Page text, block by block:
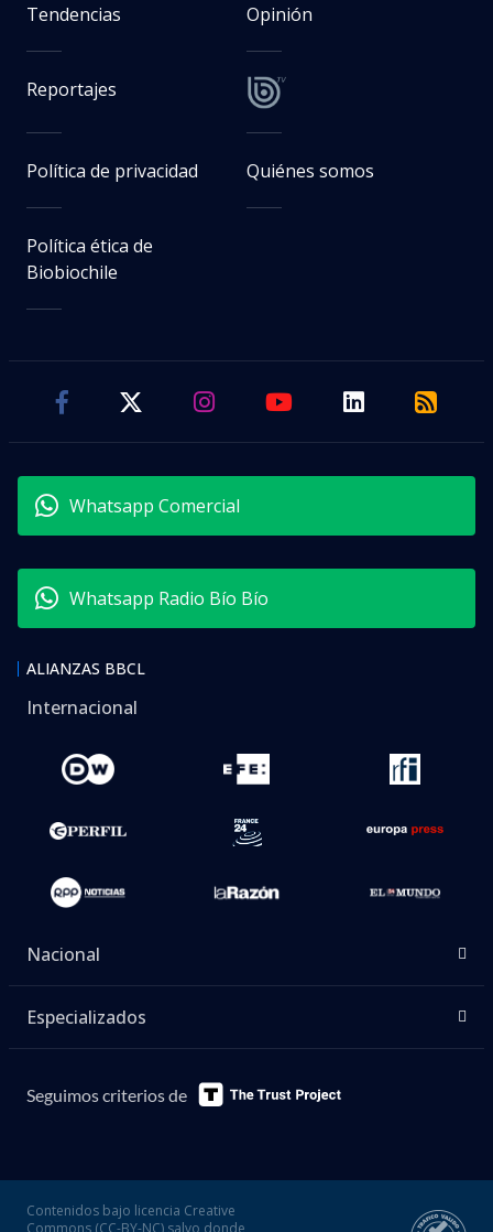
Tendencias Opinión
Reportajes
Política de privacidad Quiénes somos
Política ética de
Biobiochile
Whatsapp Comercial
Whatsapp Radio Bío Bío
ALIANZAS BBCL
Internacional
Nacional
Especializados
Seguimos criterios de
Contenidos bajo licencia Creative